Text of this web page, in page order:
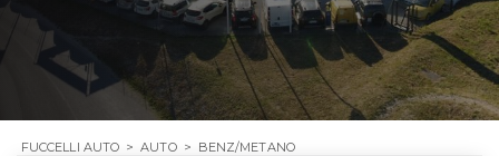
FUCCELLI AUTO > AUTO > BENZ/METANO